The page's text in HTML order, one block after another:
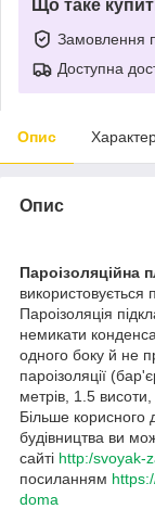
Що таке
Замовлення
Доступна
Опис
Опис
Пароізоляційна
використовується
Пароізоляція
немикати
одного боку й не
пароізоляції
метрів, 1.5
Більше корисного
будівництва ви
сайті http:/svoyak-
посиланням
doma